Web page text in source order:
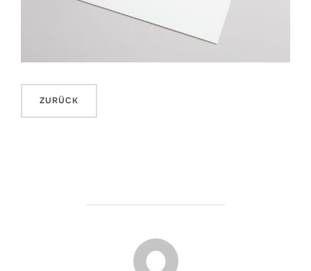
BEITRAGSAUTOR